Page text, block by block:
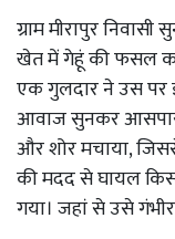
ग्राम मीरापुर
खेत में गेहूं की फसल
एक गुलदार ने उस पर
आवाज सुनकर
और शोर मचाया,
की मदद से घायल
गया। जहां से उसे